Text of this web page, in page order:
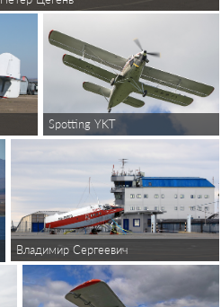
Spotting YKT
Владимир Сергеевич